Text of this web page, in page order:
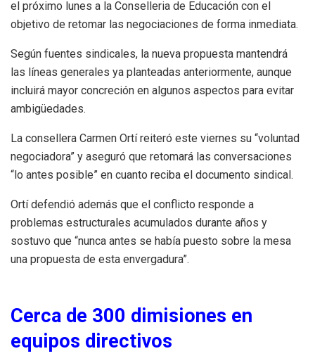
el próximo lunes a la Conselleria de Educación con el
objetivo de retomar las negociaciones de forma inmediata.
Según fuentes sindicales, la nueva propuesta mantendrá
las líneas generales ya planteadas anteriormente, aunque
incluirá mayor concreción en algunos aspectos para evitar
ambigüedades.
La consellera Carmen Ortí reiteró este viernes su “voluntad
negociadora” y aseguró que retomará las conversaciones
“lo antes posible” en cuanto reciba el documento sindical.
Ortí defendió además que el conflicto responde a
problemas estructurales acumulados durante años y
sostuvo que “nunca antes se había puesto sobre la mesa
una propuesta de esta envergadura”.
Cerca de 300 dimisiones en
equipos directivos